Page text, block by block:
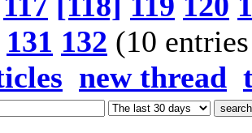
131 132 (10
new thread